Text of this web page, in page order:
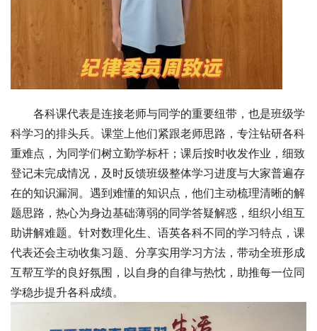
各科课代表是连接老师与同学的重要纽带，也是班级学
科学习的排头兵。课堂上他们紧跟老师思路，专注钻研各科
重难点，为同学们树立勤学标杆；课后按时收发作业，细致
登记未完成情况，及时反馈班级整体学习进度与大家普遍存
在的知识漏洞。遇到难懂的知识点，他们主动梳理清晰的解
题思路，热心为身边基础薄弱的同学答疑解惑，组织小组互
助讲解难题。针对数理化生、语英各科不同的学习特点，课
代表还会主动收集习题、分享实用学习方法，带动全班形成
互帮互学的良好氛围，以自身的自律与热忱，助推每一位同
学稳步提升各科成绩。